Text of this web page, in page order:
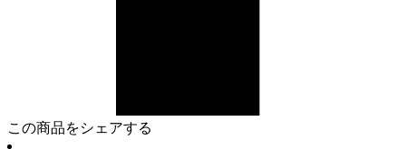
この商品をシェアする